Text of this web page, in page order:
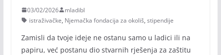
03/02/2026
mladibl
istraživačke, Njemačka fondacija za okoliš, stipendije
Zamisli da tvoje ideje ne ostanu samo u ladici ili na
papiru, već postanu dio stvarnih rješenja za zaštitu